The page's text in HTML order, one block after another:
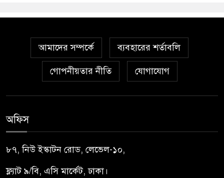
আমাদের সম্পর্কে ব্যবহারের শর্তাবলি
গোপনীয়তার নীতি যোগাযোগ
অফিস
৮৭, নিউ ইস্কাটন রোড, লেভেল-১০,
ফ্ল্যাট ৯/বি, এসি মার্কেট, ঢাকা।